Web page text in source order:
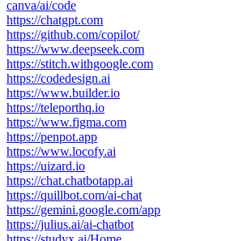
canva/ai/code
https://chatgpt.com
https://github.com/copilot/
https://www.deepseek.com
https://stitch.withgoogle.com
https://codedesign.ai
https://www.builder.io
https://teleporthq.io
https://www.figma.com
https://penpot.app
https://www.locofy.ai
https://uizard.io
https://chat.chatbotapp.ai
https://quillbot.com/ai-chat
https://gemini.google.com/app
https://julius.ai/ai-chatbot